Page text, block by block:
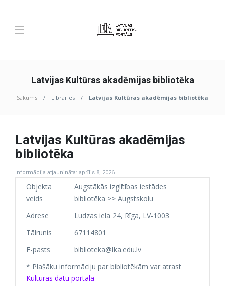
Latvijas Kultūras akadēmijas bibliotēka
Sākums Libraries Latvijas Kultūras akadēmijas bibliotēka
Latvijas Kultūras akadēmijas
bibliotēka
Informācija atjaunināta: aprīlis 8, 2026
Objekta
veids
Augstākās izglītības iestādes
bibliotēka >> Augstskolu
Adrese
Ludzas iela 24, Rīga, LV-1003
Tālrunis
67114801
E-pasts
biblioteka@lka.edu.lv
* Plašāku informāciju par bibliotēkām var atrast
Kultūras datu portālā